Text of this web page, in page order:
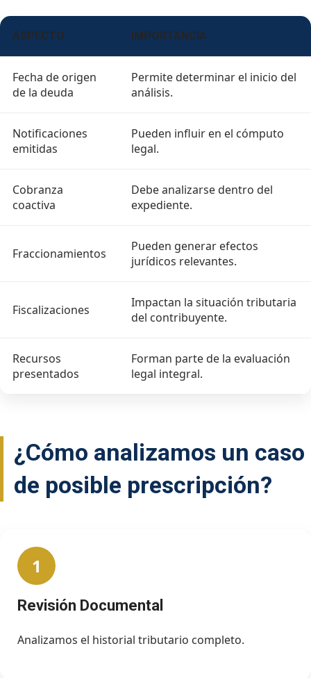
ASPECTO IMPORTANCIA
Fecha de origen
de la deuda
Permite determinar el inicio del
análisis.
Notificaciones
emitidas
Pueden influir en el cómputo
legal.
Cobranza
coactiva
Debe analizarse dentro del
expediente.
Fraccionamientos
Pueden generar efectos
jurídicos relevantes.
Fiscalizaciones
Impactan la situación tributaria
del contribuyente.
Recursos
presentados
Forman parte de la evaluación
legal integral.
¿Cómo analizamos un caso
de posible prescripción?
1
Revisión Documental
Analizamos el historial tributario completo.